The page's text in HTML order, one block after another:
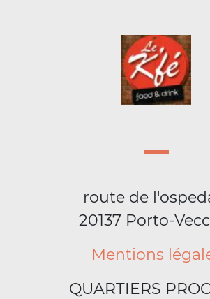
route de
20137 Porto-
Mentions
QUARTIERS